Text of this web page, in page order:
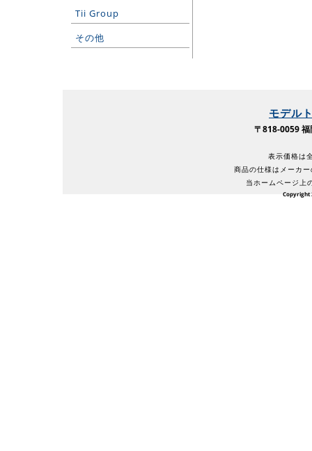
Tii Group
その他
モデル
〒818-0059
表示価格は
商品の仕様はメーカ
当ホームページ上
Copyright